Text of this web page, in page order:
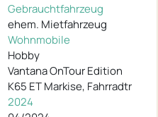
Gebrauchtfahrzeug
ehem. Mietfahrzeug
Wohnmobile
Hobby
Vantana OnTour Edition
K65 ET Markise, Fahrradtr
2024